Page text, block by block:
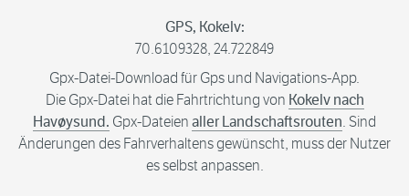
GPS, Kokelv:
70.6109328, 24.722849
Gpx-Datei-Download für Gps und Navigations-App.
Die Gpx-Datei hat die Fahrtrichtung von Kokelv nach
Havøysund. Gpx-Dateien aller Landschaftsrouten. Sind
Änderungen des Fahrverhaltens gewünscht, muss der Nutzer
es selbst anpassen.